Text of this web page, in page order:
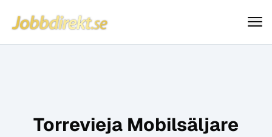
Hoppa till innehåll
Jobbdirekt
Torrevieja Mobilsäljare